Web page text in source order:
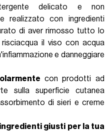
delicato e non
realizzato con ingredienti
di aver rimosso tutto lo
il viso con acqua
e danneggiare
con prodotti ad
sulla superficie cutanea
di sieri e creme
giusti per la tua